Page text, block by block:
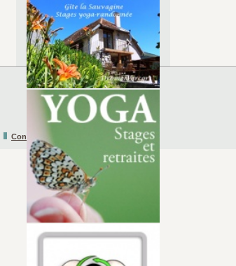
Conditions Générales d’Utilisation